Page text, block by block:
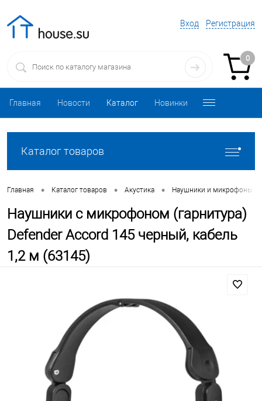
Вход Регистрация
0
Главная Новости Каталог Новинки
Каталог товаров
Главная • Каталог товаров • Акустика • Наушники и микрофоны
Наушники с микрофоном (гарнитура)
Defender Accord 145 черный, кабель
1,2 м (63145)